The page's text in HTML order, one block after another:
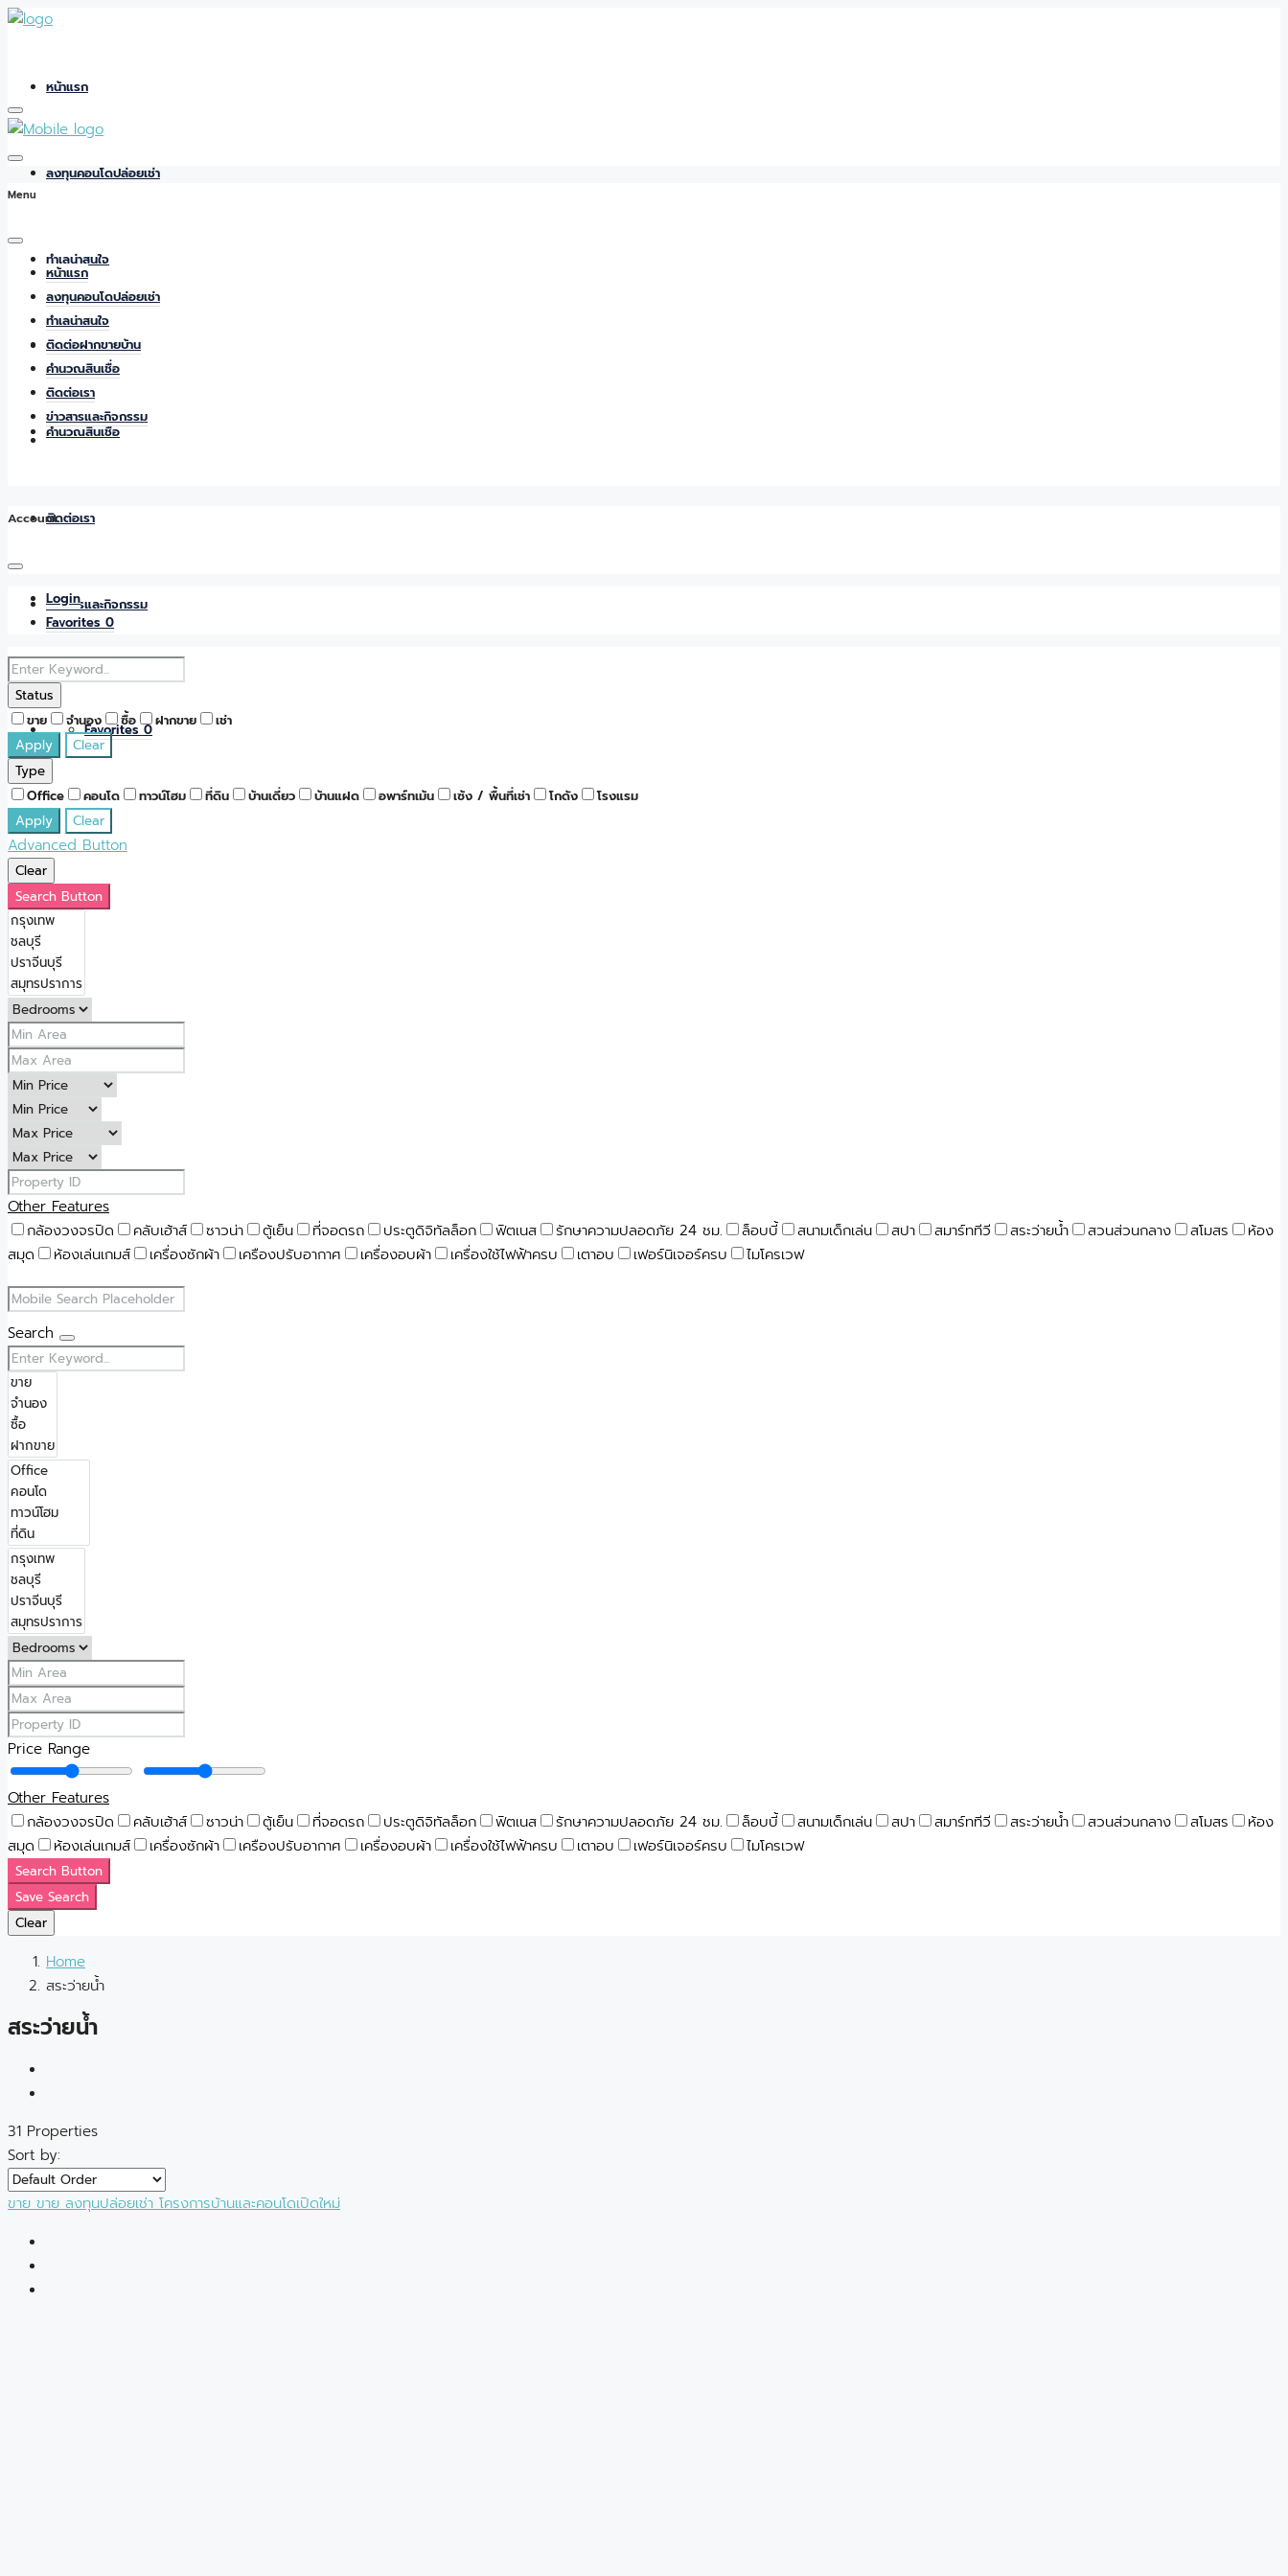
หน้าแรก
ลงทุนคอนโดปล่อยเช่า
ทำเลน่าสนใจ
ติดต่อฝากขายบ้าน
คำนวณสินเชื่อ
ติดต่อเรา
ข่าวสารและกิจกรรม
Favorites0
Menu
หน้าแรก
ลงทุนคอนโดปล่อยเช่า
ทำเลน่าสนใจ
ติดต่อฝากขายบ้าน
คำนวณสินเชื่อ
ติดต่อเรา
ข่าวสารและกิจกรรม
Account
Login
Favorites 0
Status
ขาย จำนอง ซื้อ ฝากขาย เช่า
Apply
Clear
Type
Office คอนโด ทาวน์โฮม ที่ดิน บ้านเดี่ยว บ้านแฝด อพาร์ทเม้น เซ้ง / พื้นที่เช่า โกดัง โรงแรม
Apply Clear
Advanced Button
Clear
Search Button
Other Features
กล้องวงจรปิด
คลับเฮ้าส์ ซาวน่า ตู้เย็น ที่จอดรถ ประตูดิจิทัลล็อก ฟิตเนส รักษาความปลอดภัย 24 ชม. ล็อบบี้ สนามเด็กเล่น สปา สมาร์ททีวี สระว่ายน้ำ สวนส่วนกลาง สโมสร
ห้อง
สมุด
ห้องเล่นเกมส์ เครื่องซักผ้า เครืองปรับอากาศ เครื่องอบผ้า เครื่องใช้ไฟฟ้าครบ เตาอบ เฟอร์นิเจอร์ครบ ไมโครเวฟ
Search
Price Range
Other Features
กล้องวงจรปิด
คลับเฮ้าส์ ซาวน่า ตู้เย็น ที่จอดรถ ประตูดิจิทัลล็อก ฟิตเนส รักษาความปลอดภัย 24 ชม. ล็อบบี้ สนามเด็กเล่น สปา สมาร์ททีวี สระว่ายน้ำ สวนส่วนกลาง สโมสร
ห้อง
สมุด
ห้องเล่นเกมส์ เครื่องซักผ้า เครืองปรับอากาศ เครื่องอบผ้า เครื่องใช้ไฟฟ้าครบ เตาอบ เฟอร์นิเจอร์ครบ ไมโครเวฟ
Search Button
Save Search
Clear
Home
สระว่ายน้ำ
สระว่ายน้ำ
31 Properties
Sort by:
ขาย ขาย ลงทุนปล่อยเช่า โครงการบ้านและคอนโดเปิดใหม่